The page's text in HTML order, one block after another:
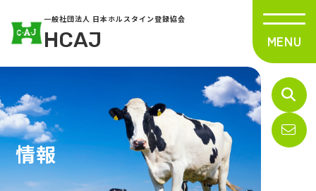
一般社団法人 日本ホルスタイン登録協会
HCAJ
情報